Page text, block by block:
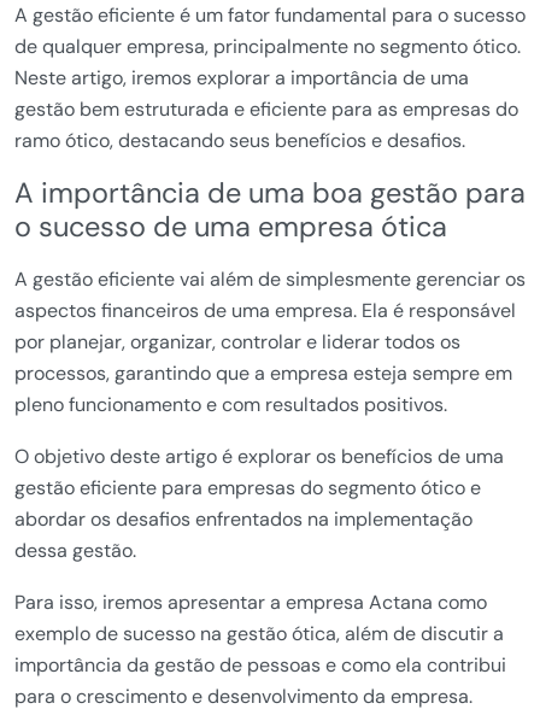
A gestão eficiente é um fator fundamental para o sucesso
de qualquer empresa, principalmente no segmento ótico.
Neste artigo, iremos explorar a importância de uma
gestão bem estruturada e eficiente para as empresas do
ramo ótico, destacando seus benefícios e desafios.
A importância de uma boa gestão para
o sucesso de uma empresa ótica
A gestão eficiente vai além de simplesmente gerenciar os
aspectos financeiros de uma empresa. Ela é responsável
por planejar, organizar, controlar e liderar todos os
processos, garantindo que a empresa esteja sempre em
pleno funcionamento e com resultados positivos.
O objetivo deste artigo é explorar os benefícios de uma
gestão eficiente para empresas do segmento ótico e
abordar os desafios enfrentados na implementação
dessa gestão.
Para isso, iremos apresentar a empresa Actana como
exemplo de sucesso na gestão ótica, além de discutir a
importância da gestão de pessoas e como ela contribui
para o crescimento e desenvolvimento da empresa.